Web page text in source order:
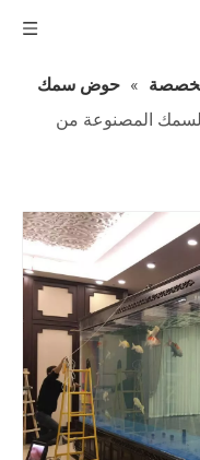
» حوض سمك
المصنوعة من